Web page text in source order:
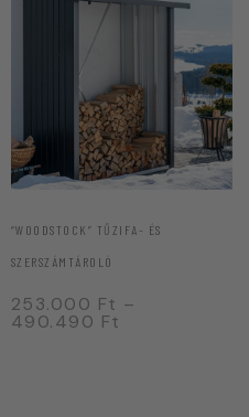
“WOODSTOCK” TŰZIFA- ÉS
SZERSZÁMTÁROLÓ
253.000 Ft –
490.490 Ft